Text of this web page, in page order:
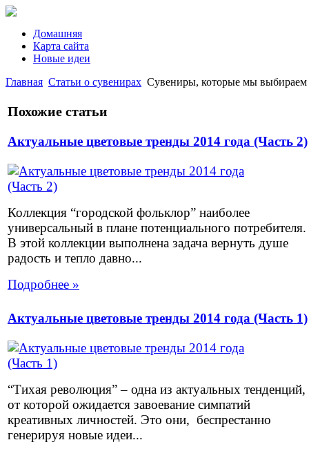
Домашняя
Карта сайта
Новые идеи
Главная Статьи о сувенирах Сувениры, которые мы выбираем
Похожие статьи
Актуальные цветовые тренды 2014 года (Часть 2)
Коллекция “городской фольклор” наиболее
универсальный в плане потенциального потребителя.
В этой коллекции выполнена задача вернуть душе
радость и тепло давно...
Подробнее »
Актуальные цветовые тренды 2014 года (Часть 1)
“Тихая революция” – одна из актуальных тенденций,
от которой ожидается завоевание симпатий
креативных личностей. Это они, беспрестанно
генерируя новые идеи...